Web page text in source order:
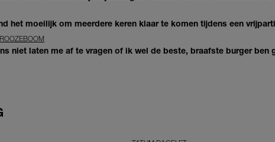
het moeilijk om meerdere keren klaar te komen tijdens een
niet laten me af te vragen of ik wel de beste, braafste burger ben